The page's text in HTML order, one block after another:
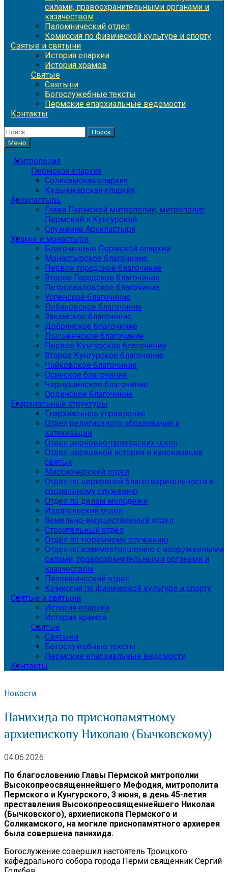
силами, правоохранительными органами и
казачеством
Паломнический отдел
Комиссия по физической культуре и спорту
Святые и святыни
История епархии
История храмов
Святые
Святыни
Богослужебные тексты
Пермские епархиальные ведомости
Контакты
Найти:
Меню
Митрополия
Пермская епархия
Соликамская епархия
Кудымкарская епархия
Архипастырь
Глава Пермской митрополии, митрополит
Пермский и Кунгурский
Служение Архипастыря
Храмы и монастыри
Благочинные Пермской епархии
Монастырское благочиние
Первое городское благочиние
Второе Городское благочиние
Петропавловское благочиние
Успенское благочиние
Лобановское благочиние
Закамское благочиние
Добрянское благочиние
Лысьвенское благочиние
Первое Кунгурское благочиние
Второе Кунгурское благочиние
Чайковское благочиние
Осинское благочиние
Чернушинское благочиние
Ординское благочиние
Епархиальные структуры
Епархиальное управление
Отдел религиозного образования и
катехизации
Отдел церковно-приходских школ
Отдел церковной истории и канонизации
святых
Миссионерский отдел
Отдел по церковной благотворительности и
социальному служению
Отдел по делам молодежи
Издательский отдел
Земельно-имущественный отдел
Строительный отдел
Отдел по тюремному служению
Отдел по взаимоотношению с вооруженными
силами, правоохранительными органами и
казачеством
Паломнический отдел
Комиссия по физической культуре и спорту
Святые и святыни
История епархии
История храмов
Святые
Святыни
Богослужебные тексты
Пермские епархиальные ведомости
Контакты
Новости
Панихида по приснопамятному
архиепископу Николаю (Бычковскому)
04.06.2026
По благословению Главы Пермской митрополии
Высокопреосвященнейшего Мефодия, митрополита
Пермского и Кунгурского, 3 июня, в день 45-летия
преставления Высокопреосвященнейшего Николая
(Бычковского), архиепископа Пермского и
Соликамского, на могиле приснопамятного архиерея
была совершена панихида.
Богослужение совершил настоятель Троицкого
кафедрального собора города Перми священник Сергий